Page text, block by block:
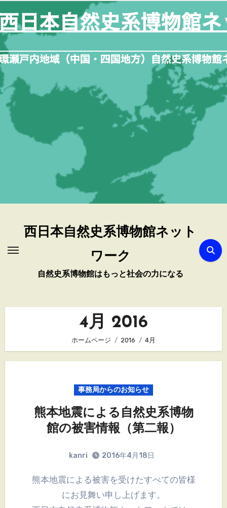
容
を
ス
キ
ッ
プ
西日本自然史系博物館ネット
ワーク
自然史系博物館はもっと社会の力になる
4月 2016
ホームページ 2016 4月
事務局からのお知らせ
熊本地震による自然史系博物
館の被害情報（第二報）
kanri 2016年4月18日
熊本地震による被害を受けたすべての皆様
にお見舞い申し上げます。